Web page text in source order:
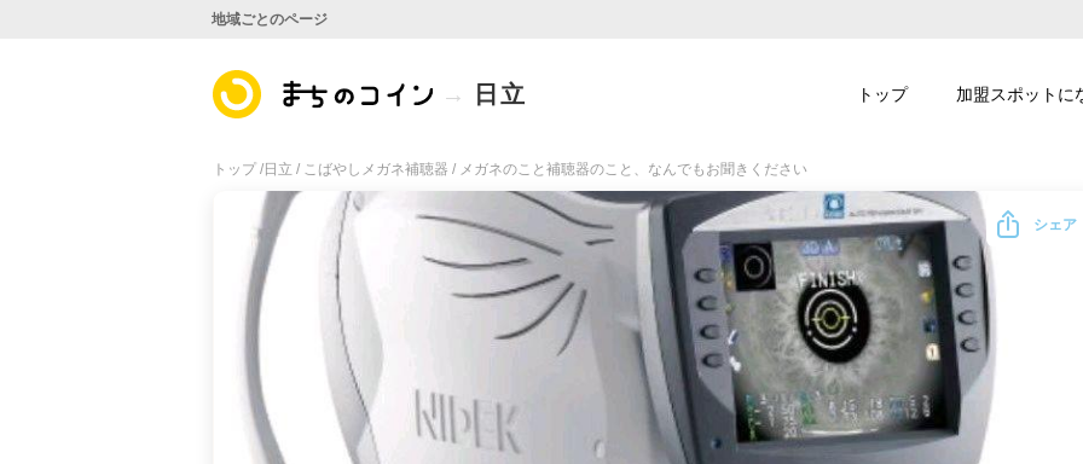
トップ / 日立 / こばやしメガネ補聴器 / メガネのこと補聴器のこと、なんでもお聞きください
シェア
地域ごとのページ
トップ 加盟スポットに
日立